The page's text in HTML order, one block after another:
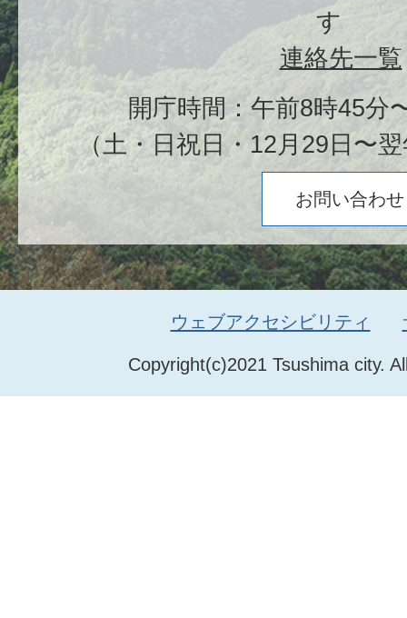
す
連絡先一覧
開庁時間：午前8時45分
（土・日祝日・12月29日〜
お問い合わせ
Copyright(c)2021 Tsushima city.
ウェブアクセシビリティ